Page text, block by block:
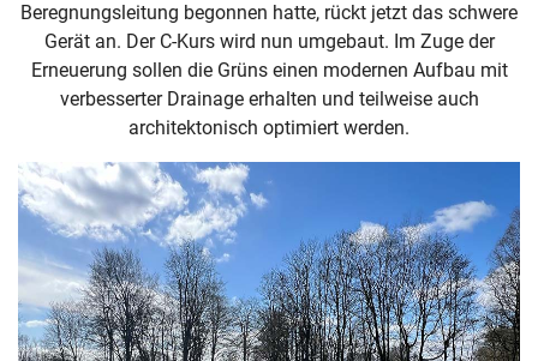
Beregnungsleitung begonnen hatte, rückt jetzt das schwere
Gerät an. Der C-Kurs wird nun umgebaut. Im Zuge der
Erneuerung sollen die Grüns einen modernen Aufbau mit
verbesserter Drainage erhalten und teilweise auch
architektonisch optimiert werden.